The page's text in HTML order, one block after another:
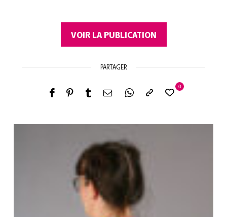
VOIR LA PUBLICATION
PARTAGER
0